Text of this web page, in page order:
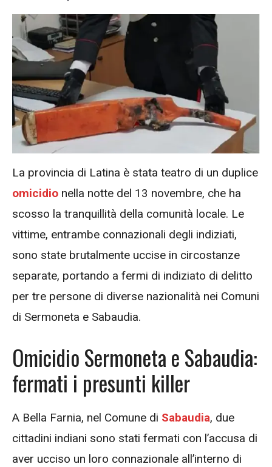
La provincia di Latina è stata teatro di un duplice
omicidio nella notte del 13 novembre, che ha
scosso la tranquillità della comunità locale. Le
vittime, entrambe connazionali degli indiziati,
sono state brutalmente uccise in circostanze
separate, portando a fermi di indiziato di delitto
per tre persone di diverse nazionalità nei Comuni
di Sermoneta e Sabaudia.
Omicidio Sermoneta e Sabaudia:
fermati i presunti killer
A Bella Farnia, nel Comune di Sabaudia, due
cittadini indiani sono stati fermati con l’accusa di
aver ucciso un loro connazionale all’interno di